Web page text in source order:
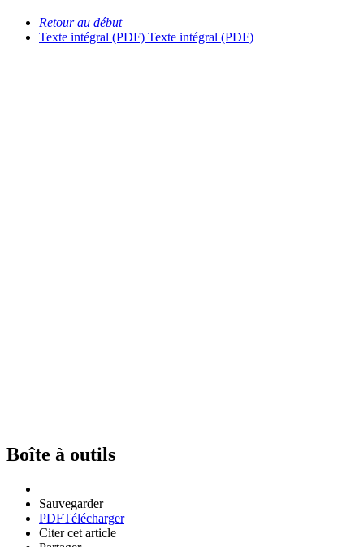
Retour au début
Texte intégral (PDF) Texte intégral (PDF)
Boîte à outils
Sauvegarder
PDFTélécharger
Citer cet article